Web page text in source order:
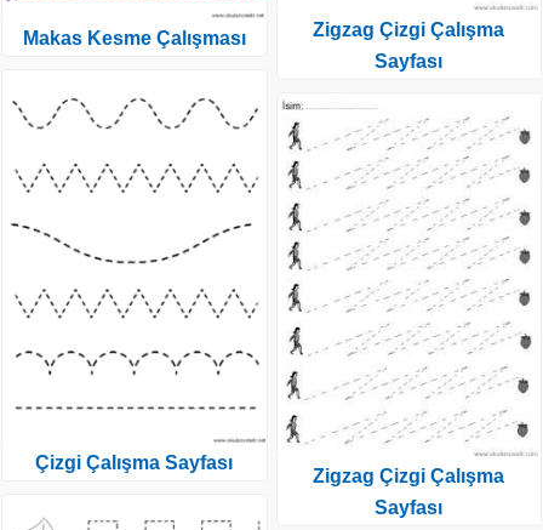
Makas Kesme Çalışması
Çizgi Çalışma Sayfası
Zigzag Çizgi Çalışma
Sayfası
Zigzag Çizgi Çalışma
Sayfası